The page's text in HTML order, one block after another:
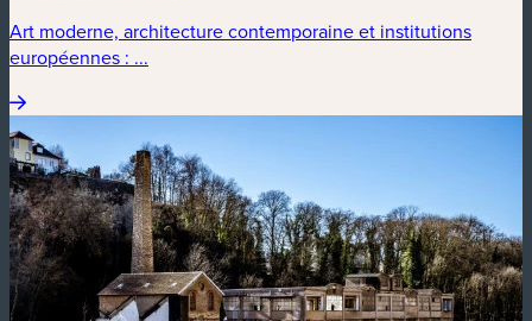
Art moderne, architecture contemporaine et institutions
européennes : ...